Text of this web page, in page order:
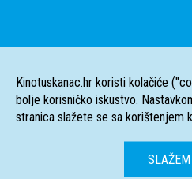
Kinotuskanac.hr koristi kolačiće
bolje korisničko iskustvo.
stranica slažete se sa korištenjem